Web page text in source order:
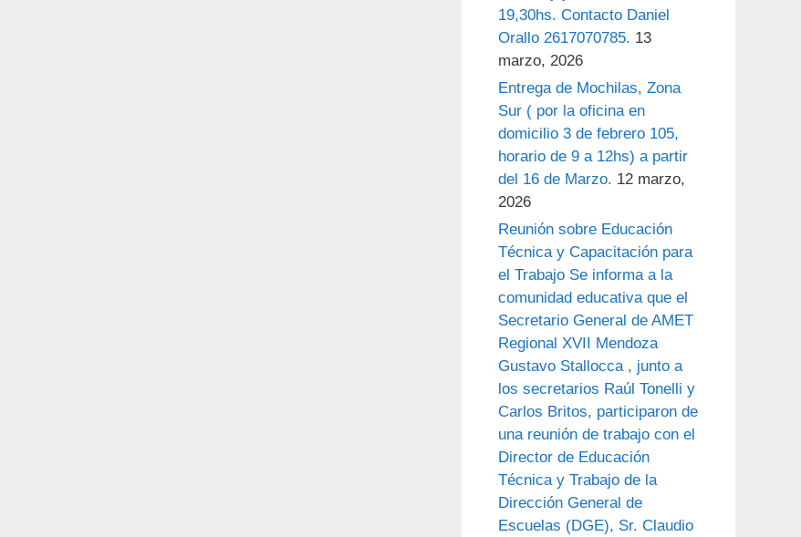
19,30hs. Contacto Daniel
Orallo 2617070785. 13
marzo, 2026
Entrega de Mochilas, Zona
Sur ( por la oficina en
domicilio 3 de febrero 105,
horario de 9 a 12hs) a partir
del 16 de Marzo. 12 marzo,
2026
Reunión sobre Educación
Técnica y Capacitación para
el Trabajo Se informa a la
comunidad educativa que el
Secretario General de AMET
Regional XVII Mendoza
Gustavo Stallocca , junto a
los secretarios Raúl Tonelli y
Carlos Britos, participaron de
una reunión de trabajo con el
Director de Educación
Técnica y Trabajo de la
Dirección General de
Escuelas (DGE), Sr. Claudio